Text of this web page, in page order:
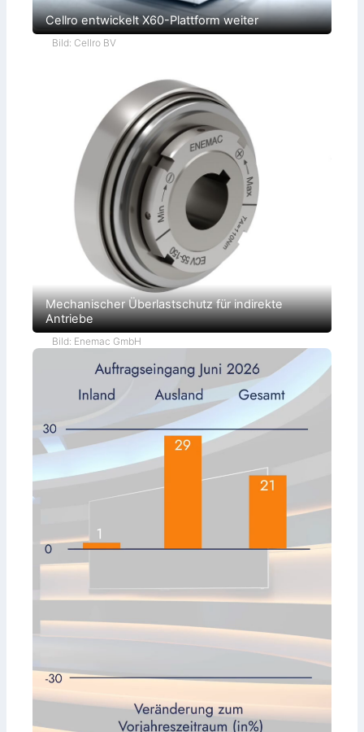
Cellro entwickelt X60-Plattform weiter
Bild: Cellro BV
Mechanischer Überlastschutz für indirekte
Antriebe
Bild: Enemac GmbH